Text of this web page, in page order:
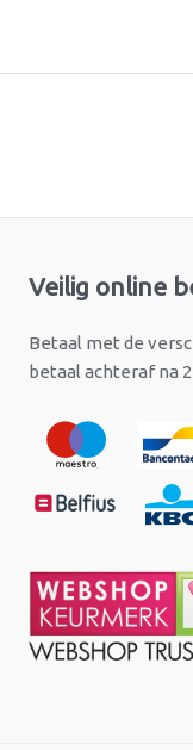
Veilig online
Betaal met de
betaal achteraf na